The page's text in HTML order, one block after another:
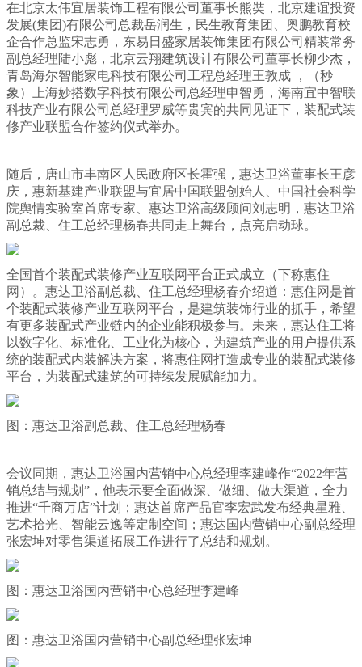
在北京太伟宜居装饰工程有限公司董事长熊奘，北京建谊投资
发展(集团)有限公司总裁岳润生，民生教育集团、奥鹏教育校
企合作总监宋志勇，东易日盛家居装饰集团有限公司精装常务
副总经理陆小彪，北京云翔建筑设计有限公司董事长柳少杰，
青岛海尔智能家电科技有限公司工程总经理王敦成 ，（秒
象）上海妙搭数字科技有限公司总经理申智勇，海南宜中智联
科技产业有限公司总经理罗威等贵宾的共同见证下，装配式装
修产业联盟合作签约仪式举办。
随后，唐山市丰南区人民政府区长霍强，惠达卫浴董事长王彦
庆，惠新基建产业联盟与宜居中国联盟创始人、中国社会科学
院舆情实验室首席专家、惠达卫浴高级顾问刘志明，惠达卫浴
副总裁、住工总经理杨春共同走上舞台，点亮启动球。
全国首个装配式装修产业互联网平台正式成立（下称惠住
网）。惠达卫浴副总裁、住工总经理杨春介绍道：惠住网是首
个装配式装修产业互联网平台，是建筑装饰行业的抓手，希望
有更多装配式产业链内的企业能积极参与。未来，惠达住工将
以数字化、标准化、工业化为核心，为建筑产业的用户提供系
统的装配式内装解决方案，将惠住网打造成专业的装配式装修
平台，为装配式建筑的可持续发展赋能加力。
图：惠达卫浴副总裁、住工总经理杨春
会议同期，惠达卫浴国内营销中心总经理李建峰作“2022年营
销总结与规划”，他表示要全面做深、做细、做大渠道，全力
推进“千商万店”计划；惠达首席产品官李宏武发布经典星雅、
艺术拾光、智能云逸等定制空间；惠达国内营销中心副总经理
张宏坤对零售渠道拓展工作进行了总结和规划。
图：惠达卫浴国内营销中心总经理李建峰
图：惠达卫浴国内营销中心副总经理张宏坤